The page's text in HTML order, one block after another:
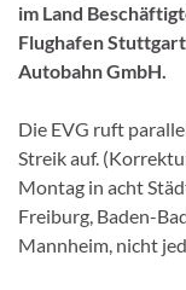
im Land
Flughafen
Autobahn GmbH.
Die EVG ruft
Streik auf.
Montag in acht
Freiburg, Baden-
Mannheim, nicht